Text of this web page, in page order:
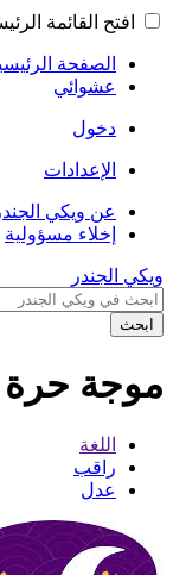
افتح القائمة
الصفحة
عشوائي
دخول
الإعدادات
عن ويكي الجندر
إخلاء مسؤولية
ويكي الجندر
ابحث
موجة حرة
اللغة
راقب
عدل